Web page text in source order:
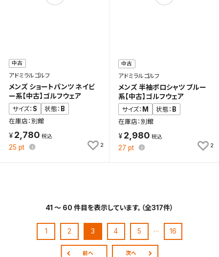
中古
アドミラルゴルフ
メンズ ショートパンツ ネイビ
ー系【中古】ゴルフウェア
サイズ： S 状態： B
在庫店：別館
2,780
25 pt 2
中古
アドミラルゴルフ
メンズ 半袖ポロシャツ ブルー
系【中古】ゴルフウェア
サイズ： M 状態： B
在庫店：別館
2,980
27 pt 2
41 ～ 60 件目を表示しています。（全317件）
前へ
1 2 3 4 5 … 16
次へ